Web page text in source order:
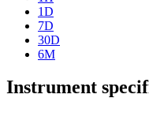
1D
7D
30D
6M
Instrument